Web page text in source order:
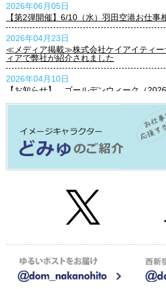
2026年06月05日
【第2弾開催】6/10（水）羽田空港お仕事
2026年04月23日
≪メディア掲載≫株式会社ケイアイティー
ィアで弊社が紹介されました
2026年04月10日
【お知らせ】 ゴールデンウィーク（
【お知らせ】3月25日(水)『プレミアムウ
2026年01月09日
≪メディア掲載≫株式会社CAREER
紹介されました！
2026年01月05日
【お知らせ】新年のご挨拶2026
2025年12月15日
2025年08月20日
サイト一部リニューアルのお知らせ